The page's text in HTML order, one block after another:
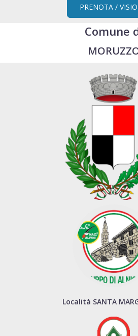
PRENOTA /
Comune
Località SANTA